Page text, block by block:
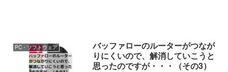
PC・ソフトウェア
バッファローのルーターがつなが
りにくいので、解消していこうと
思ったのですが・・・（その3）